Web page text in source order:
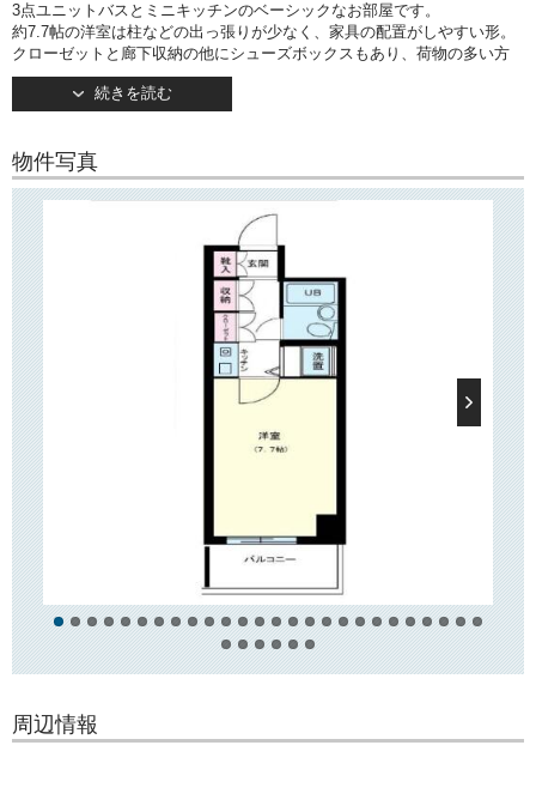
3点ユニットバスとミニキッチンのベーシックなお部屋です。
約7.7帖の洋室は柱などの出っ張りが少なく、家具の配置がしやすい形。
クローゼットと廊下収納の他にシューズボックスもあり、荷物の多い方
にも安心です★
東京メトロ有楽町線「江戸川橋駅」から徒歩2分、人気の神楽坂までも徒
歩圏。
多くの路線への乗り換えが可能な「飯田橋駅」まで1駅というアクセスの
通勤通学には非常に便利ですね。
1990年築、耐震性に優れた鉄骨鉄筋コンクリート造の8階建てマンション
管理体制も充実しており、清潔感と安心感があります。
敷地内駐輪場がございますので、自転車をご利用の方でも安心！
大通りから1本入った裏道に位置しておりますので、騒音も気にならず穏
周辺には商店街もございますので毎日のお買い物にも便利です。
続きを読む
物件写真
周辺情報